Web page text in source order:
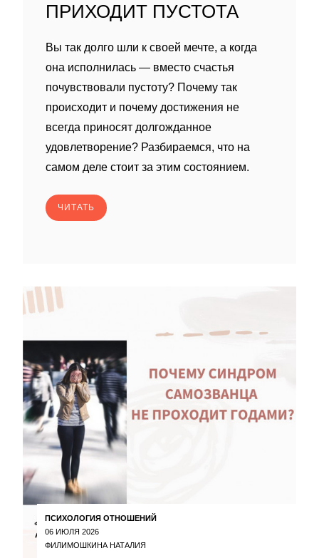
ПРИХОДИТ ПУСТОТА
Вы так долго шли к своей мечте, а когда
она исполнилась — вместо счастья
почувствовали пустоту? Почему так
происходит и почему достижения не
всегда приносят долгожданное
удовлетворение? Разбираемся, что на
самом деле стоит за этим состоянием.
ЧИТАТЬ
ПСИХОЛОГИЯ ОТНОШЕНИЙ
06 ИЮЛЯ 2026
ФИЛИМОШКИНА НАТАЛИЯ